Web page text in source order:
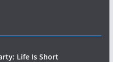
Life Is Short